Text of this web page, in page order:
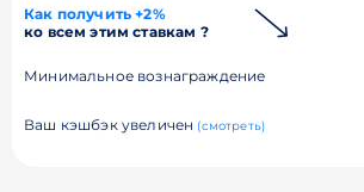
Как получить +2%
ко всем этим ставкам ?
Минимальное вознаграждение
Ваш кэшбэк увеличен (смотреть)